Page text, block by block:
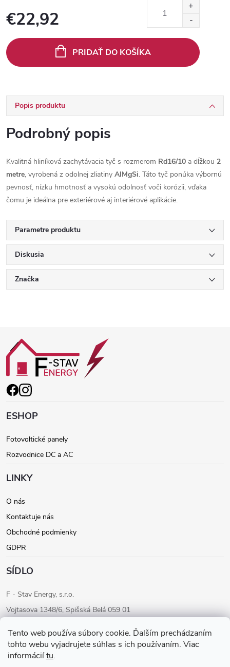
Tento web používa súbory cookie. Ďalším prechádzaním
tohto webu vyjadrujete súhlas s ich používaním. Viac
informáciítu.
€22,92
cena:
PRIDAŤ DO KOŠÍKA
Popis produktu
Podrobný popis
Kvalitná hliníková zachytávacia tyč s rozmerom Rd16/10 a dĺžkou 2
metre, vyrobená z odolnej zliatiny AlMgSi. Táto tyč ponúka výbornú
pevnosť, nízku hmotnosť a vysokú odolnosť voči korózii, vďaka
čomu je ideálna pre exteriérové aj interiérové aplikácie.
Parametre produktu
Diskusia
Značka
á
p
ä
e
ESHOP
Fotovoltické panely
Rozvodnice DC a AC
LINKY
O nás
Kontaktuje nás
Obchodné podmienky
GDPR
SÍDLO
F - Stav Energy, s.r.o.
Vojtasova 1348/6, Spišská Belá 059 01
IČ DPH: SK2023283680
Konateľ: Ondrej Fudaly